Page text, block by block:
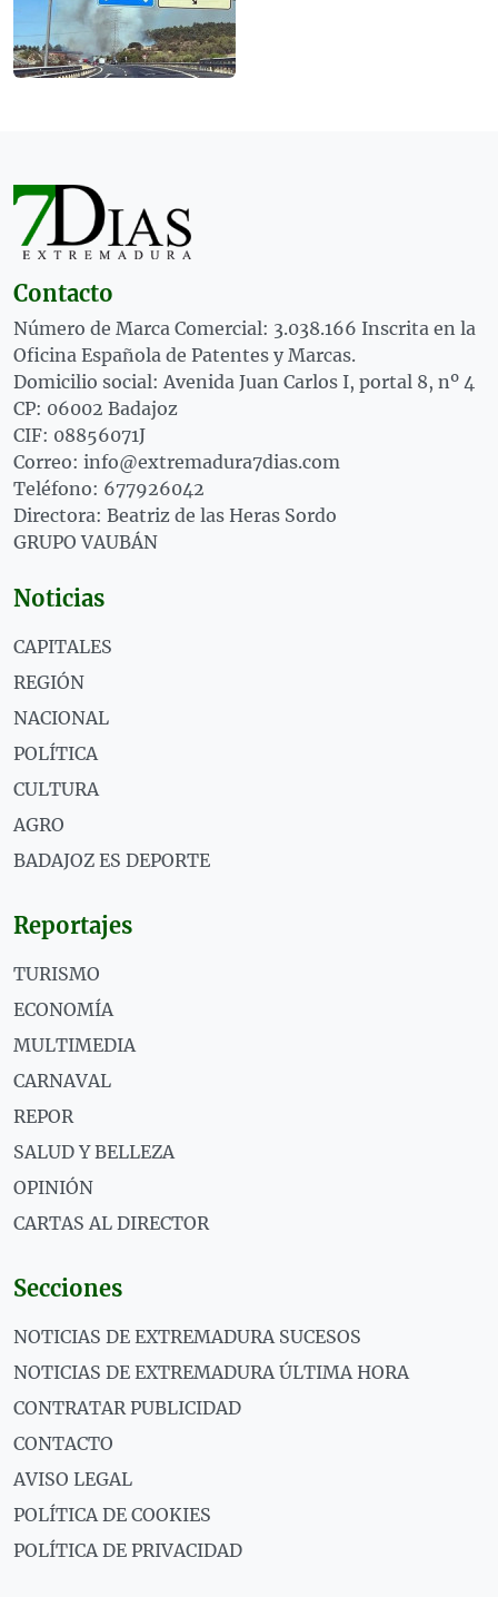
Contacto
Número de Marca Comercial: 3.038.166 Inscrita en la
Oficina Española de Patentes y Marcas.
Domicilio social: Avenida Juan Carlos I, portal 8, nº 4
CP: 06002 Badajoz
CIF: 08856071J
Correo: info@extremadura7dias.com
Teléfono: 677926042
Directora: Beatriz de las Heras Sordo
GRUPO VAUBÁN
Noticias
CAPITALES
REGIÓN
NACIONAL
POLÍTICA
CULTURA
AGRO
BADAJOZ ES DEPORTE
Reportajes
TURISMO
ECONOMÍA
MULTIMEDIA
CARNAVAL
REPOR
SALUD Y BELLEZA
OPINIÓN
CARTAS AL DIRECTOR
Secciones
NOTICIAS DE EXTREMADURA SUCESOS
NOTICIAS DE EXTREMADURA ÚLTIMA HORA
CONTRATAR PUBLICIDAD
CONTACTO
AVISO LEGAL
POLÍTICA DE COOKIES
POLÍTICA DE PRIVACIDAD